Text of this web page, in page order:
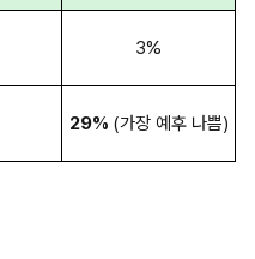
3%
29% (가장 예후 나쁨)